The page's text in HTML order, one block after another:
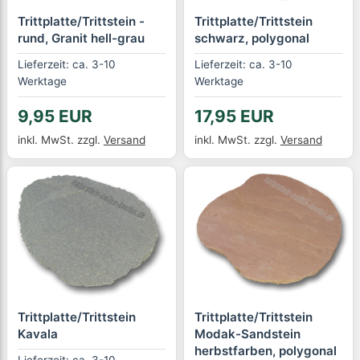
Trittplatte/Trittstein -
rund, Granit hell-grau
Lieferzeit: ca. 3-10
Werktage
9,95 EUR
inkl. MwSt. zzgl. Versand
Trittplatte/Trittstein
schwarz, polygonal
Lieferzeit: ca. 3-10
Werktage
17,95 EUR
inkl. MwSt. zzgl. Versand
Trittplatte/Trittstein
Kavala
Trittplatte/Trittstein
Modak-Sandstein
herbstfarben, polygonal